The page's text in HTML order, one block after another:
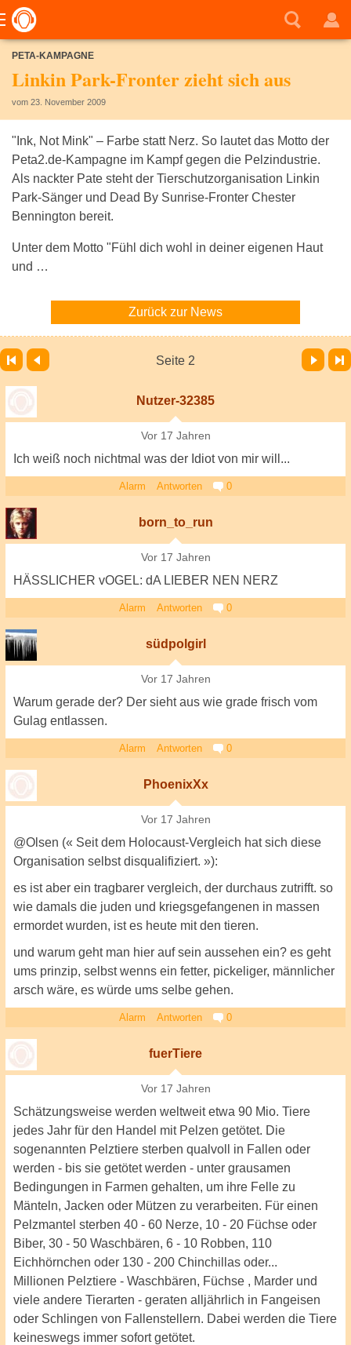
PETA-KAMPAGNE
Linkin Park-Fronter zieht sich aus
vom 23. November 2009
"Ink, Not Mink" – Farbe statt Nerz. So lautet das Motto der
Peta2.de-Kampagne im Kampf gegen die Pelzindustrie.
Als nackter Pate steht der Tierschutzorganisation Linkin
Park-Sänger und Dead By Sunrise-Fronter Chester
Bennington bereit.
Unter dem Motto "Fühl dich wohl in deiner eigenen Haut
und …
Zurück zur News
Seite 2
Vor Letzte Seite
Nutzer-32385
Vor 17 Jahren
Ich weiß noch nichtmal was der Idiot von mir will...
Alarm Antworten 0
born_to_run
Vor 17 Jahren
HÄSSLICHER vOGEL: dA LIEBER NEN NERZ
Alarm Antworten 0
südpolgirl
Vor 17 Jahren
Warum gerade der? Der sieht aus wie grade frisch vom
Gulag entlassen.
Alarm Antworten 0
PhoenixXx
Vor 17 Jahren
@Olsen (« Seit dem Holocaust-Vergleich hat sich diese
Organisation selbst disqualifiziert. »):
es ist aber ein tragbarer vergleich, der durchaus zutrifft. so
wie damals die juden und kriegsgefangenen in massen
ermordet wurden, ist es heute mit den tieren.
und warum geht man hier auf sein aussehen ein? es geht
ums prinzip, selbst wenns ein fetter, pickeliger, männlicher
arsch wäre, es würde ums selbe gehen.
Alarm Antworten 0
fuerTiere
Vor 17 Jahren
Schätzungsweise werden weltweit etwa 90 Mio. Tiere
jedes Jahr für den Handel mit Pelzen getötet. Die
sogenannten Pelztiere sterben qualvoll in Fallen oder
werden - bis sie getötet werden - unter grausamen
Bedingungen in Farmen gehalten, um ihre Felle zu
Mänteln, Jacken oder Mützen zu verarbeiten. Für einen
Pelzmantel sterben 40 - 60 Nerze, 10 - 20 Füchse oder
Biber, 30 - 50 Waschbären, 6 - 10 Robben, 110
Eichhörnchen oder 130 - 200 Chinchillas oder...
Millionen Pelztiere - Waschbären, Füchse , Marder und
viele andere Tierarten - geraten alljährlich in Fangeisen
oder Schlingen von Fallenstellern. Dabei werden die Tiere
keineswegs immer sofort getötet.